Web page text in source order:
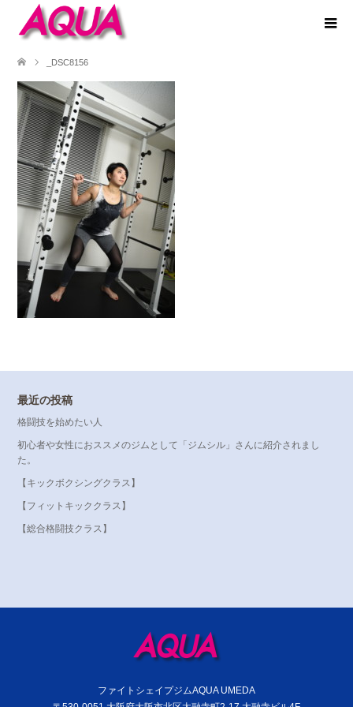
_DSC8156
最近の投稿
格闘技を始めたい人
初心者や女性におススメのジムとして「ジムシル」さんに紹介されまし
た。
【キックボクシングクラス】
【フィットキッククラス】
【総合格闘技クラス】
ファイトシェイプジムAQUA UMEDA